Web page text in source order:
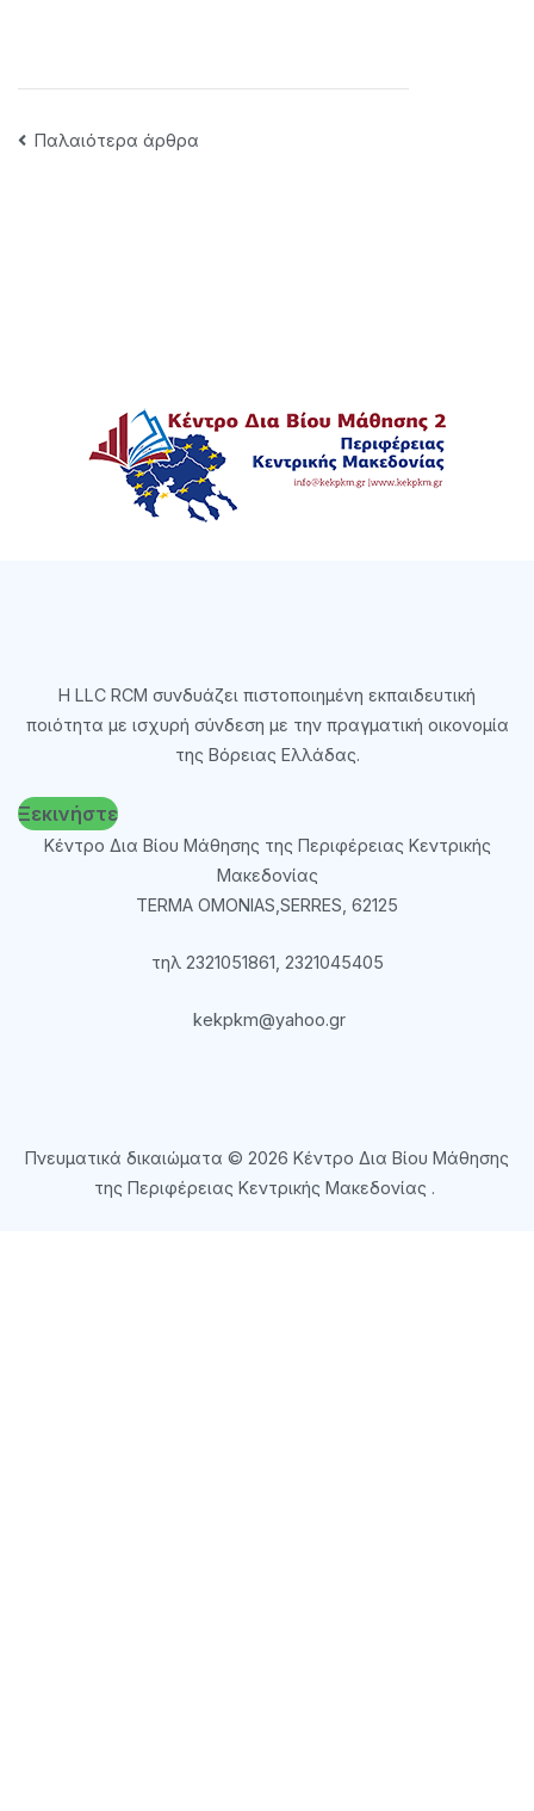
Πλοήγηση
Παλαιότερα άρθρα
Η LLC RCM συνδυάζει πιστοποιημένη εκπαιδευτική
ποιότητα με ισχυρή σύνδεση με την πραγματική οικονομία
της Βόρειας Ελλάδας.
Ξεκινήστε
Κέντρο Δια Βίου Μάθησης της Περιφέρειας Κεντρικής
Μακεδονίας
TERMA OMONIAS,SERRES, 62125
τηλ 2321051861, 2321045405
kekpkm@yahoo.gr
Πνευματικά δικαιώματα © 2026 Κέντρο Δια Βίου Μάθησης
της Περιφέρειας Κεντρικής Μακεδονίας .